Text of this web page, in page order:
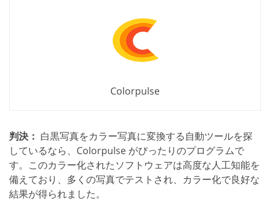
Colorpulse
判決： 白黒写真をカラー写真に変換する自動ツールを探
しているなら、Colorpulse がぴったりのプログラムで
す。このカラー化されたソフトウェアは高度な人工知能を
備えており、多くの写真でテストされ、カラー化で良好な
結果が得られました。